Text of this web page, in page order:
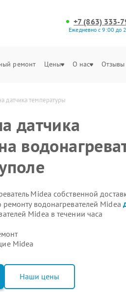
+7 (863) 333-
Ежедневно с 9:00 до
ремонт Цены О нас Отзывы
датчика температуры
датчика
Midea собственной
водонагревателей Midea
Midea в течении часа
Midea
Наши цены